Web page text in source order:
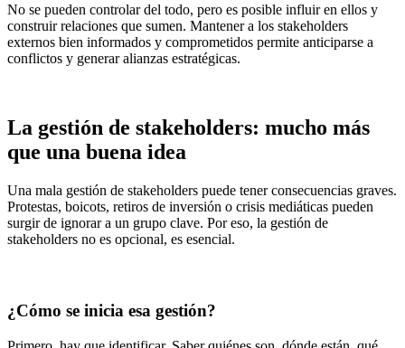
No se pueden controlar del todo, pero es posible influir en ellos y
construir relaciones que sumen. Mantener a los stakeholders
externos bien informados y comprometidos permite anticiparse a
conflictos y generar alianzas estratégicas.
La gestión de stakeholders: mucho más
que una buena idea
Una mala gestión de stakeholders puede tener consecuencias graves.
Protestas, boicots, retiros de inversión o crisis mediáticas pueden
surgir de ignorar a un grupo clave. Por eso, la gestión de
stakeholders no es opcional, es esencial.
¿Cómo se inicia esa gestión?